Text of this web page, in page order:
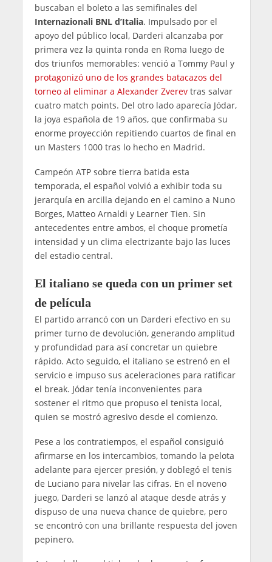
buscaban el boleto a las semifinales del
Internazionali BNL d’Italia. Impulsado por el
apoyo del público local, Darderi alcanzaba por
primera vez la quinta ronda en Roma luego de
dos triunfos memorables: venció a Tommy Paul y
protagonizó uno de los grandes batacazos del
torneo al eliminar a Alexander Zverevtras salvar
cuatro match points. Del otro lado aparecía Jódar,
la joya española de 19 años, que confirmaba su
enorme proyección repitiendo cuartos de final en
un Masters 1000 tras lo hecho en Madrid.
Campeón ATP sobre tierra batida esta
temporada, el español volvió a exhibir toda su
jerarquía en arcilla dejando en el camino a Nuno
Borges, Matteo Arnaldi y Learner Tien. Sin
antecedentes entre ambos, el choque prometía
intensidad y un clima electrizante bajo las luces
del estadio central.
El italiano se queda con un primer set
de película
El partido arrancó con un Darderi efectivo en su
primer turno de devolución, generando amplitud
y profundidad para así concretar un quiebre
rápido. Acto seguido, el italiano se estrenó en el
servicio e impuso sus aceleraciones para ratificar
el break. Jódar tenía inconvenientes para
sostener el ritmo que propuso el tenista local,
quien se mostró agresivo desde el comienzo.
Pese a los contratiempos, el español consiguió
afirmarse en los intercambios, tomando la pelota
adelante para ejercer presión, y doblegó el tenis
de Luciano para nivelar las cifras. En el noveno
juego, Darderi se lanzó al ataque desde atrás y
dispuso de una nueva chance de quiebre, pero
se encontró con una brillante respuesta del joven
pepinero.